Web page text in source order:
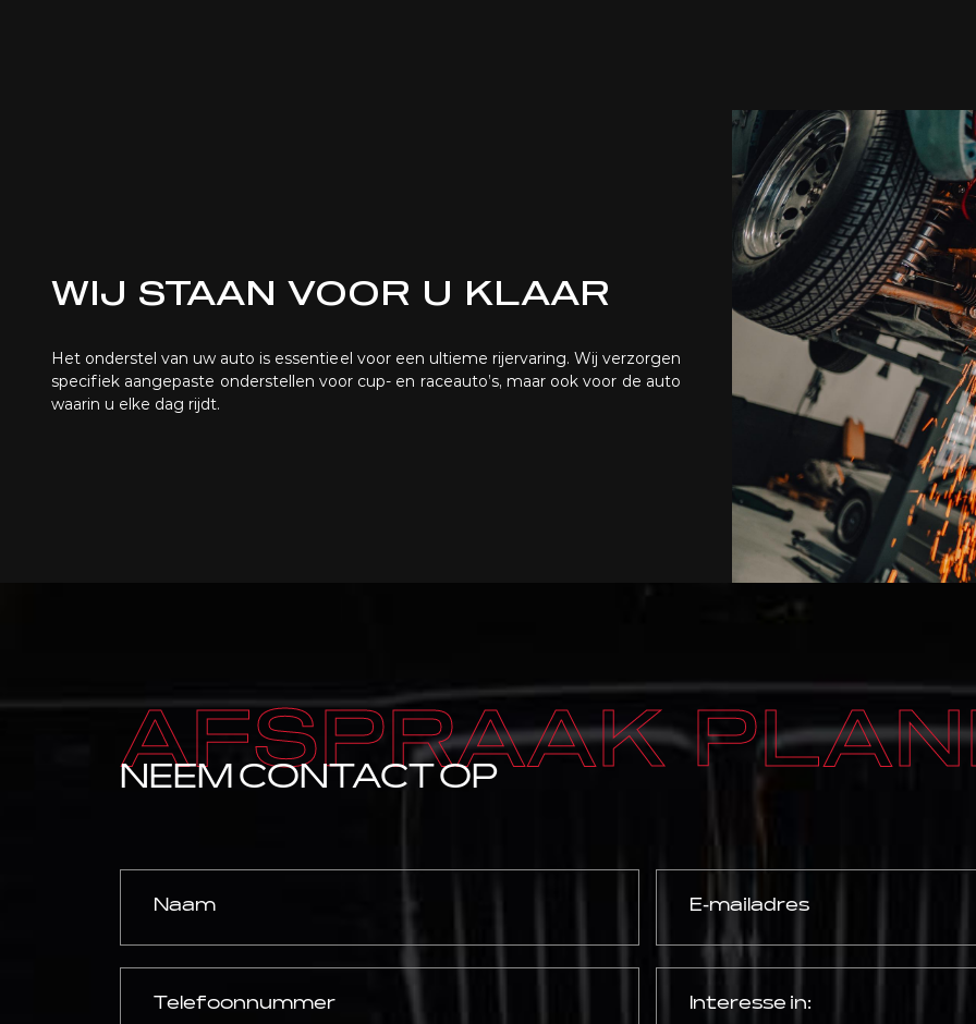
WIJ STAAN VOOR U KLAAR
Het onderstel van uw auto is essentieel voor een ultieme rijervaring. Wij verzorgen
specifiek aangepaste onderstellen voor cup- en raceauto’s, maar ook voor de auto
waarin u elke dag rijdt.
AFSPRAAK
NEEM CONTACT OP